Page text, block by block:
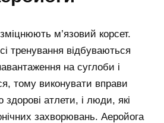
м’язовий корсет.
тренування відбуваються
на суглоби і
тому виконувати вправи
атлети, і люди, які
захворювань. Аеройога